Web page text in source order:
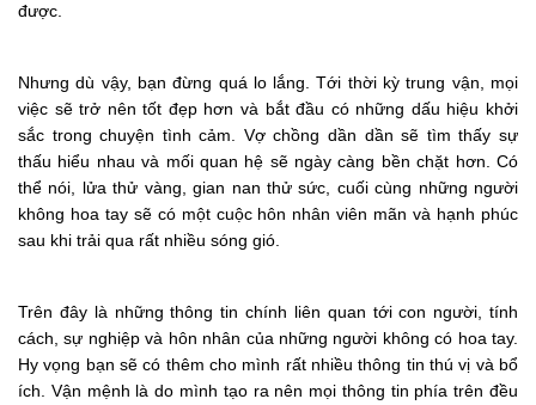
được.
Nhưng dù vậy, bạn đừng quá lo lắng. Tới thời kỳ trung vận, mọi
việc sẽ trở nên tốt đẹp hơn và bắt đầu có những dấu hiệu khởi
sắc trong chuyện tình cảm. Vợ chồng dần dần sẽ tìm thấy sự
thấu hiểu nhau và mối quan hệ sẽ ngày càng bền chặt hơn. Có
thể nói, lửa thử vàng, gian nan thử sức, cuối cùng những người
không hoa tay sẽ có một cuộc hôn nhân viên mãn và hạnh phúc
sau khi trải qua rất nhiều sóng gió.
Trên đây là những thông tin chính liên quan tới con người, tính
cách, sự nghiệp và hôn nhân của những người không có hoa tay.
Hy vọng bạn sẽ có thêm cho mình rất nhiều thông tin thú vị và bổ
ích. Vận mệnh là do mình tạo ra nên mọi thông tin phía trên đều